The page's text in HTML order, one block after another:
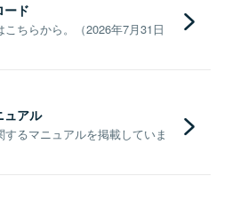
ード
ちらから。（2026年7月31日
ュアル
るマニュアルを掲載していま